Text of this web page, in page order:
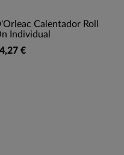
Calentador Roll
Individual
€